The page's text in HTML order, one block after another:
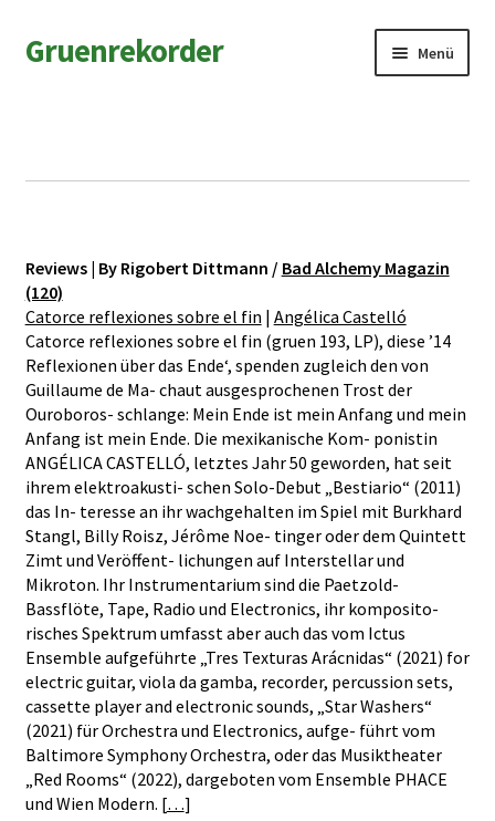
Zur
Navigation
Zum
Inhalt
Gruenrekorder Menü
Field Notes
Shop
Contact
Reviews | By Rigobert Dittmann / Bad Alchemy Magazin
(120)
Catorce reflexiones sobre el fin | Angélica Castelló
Catorce reflexiones sobre el fin (gruen 193, LP), diese ’14
Reflexionen über das Ende‘, spenden zugleich den von
Guillaume de Ma- chaut ausgesprochenen Trost der
Ouroboros- schlange: Mein Ende ist mein Anfang und mein
Anfang ist mein Ende. Die mexikanische Kom- ponistin
ANGÉLICA CASTELLÓ, letztes Jahr 50 geworden, hat seit
ihrem elektroakusti- schen Solo-Debut „Bestiario“ (2011)
das In- teresse an ihr wachgehalten im Spiel mit Burkhard
Stangl, Billy Roisz, Jérôme Noe- tinger oder dem Quintett
Zimt und Veröffent- lichungen auf Interstellar und
Mikroton. Ihr Instrumentarium sind die Paetzold-
Bassflöte, Tape, Radio und Electronics, ihr komposito-
risches Spektrum umfasst aber auch das vom Ictus
Ensemble aufgeführte „Tres Texturas Arácnidas“ (2021) for
electric guitar, viola da gamba, recorder, percussion sets,
cassette player and electronic sounds, „Star Washers“
(2021) für Orchestra und Electronics, aufge- führt vom
Baltimore Symphony Orchestra, oder das Musiktheater
„Red Rooms“ (2022), dargeboten vom Ensemble PHACE
und Wien Modern. […]